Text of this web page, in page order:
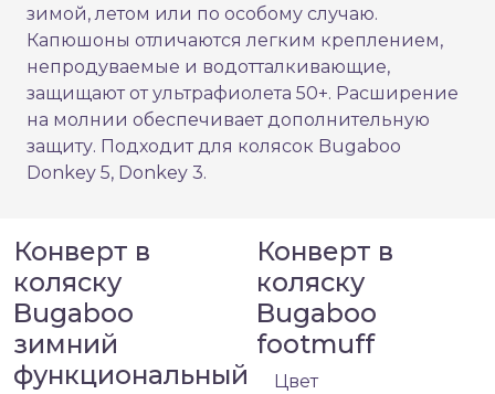
зимой, летом или по особому случаю.
Капюшоны отличаются легким креплением,
непродуваемые и водотталкивающие,
защищают от ультрафиолета 50+. Расширение
на молнии обеспечивает дополнительную
защиту. Подходит для колясок Bugaboo
Donkey 5, Donkey 3.
Конверт в
коляску
Bugaboo
зимний
функциональный
Конверт в
коляску
Bugaboo
footmuff
Цвет